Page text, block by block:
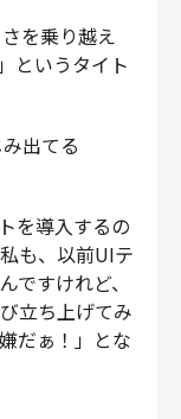
を乗り越え
というタイト
出てる
を導入するの
も、以前UIテ
ですけれど、
立ち上げてみ
だぁ！」とな